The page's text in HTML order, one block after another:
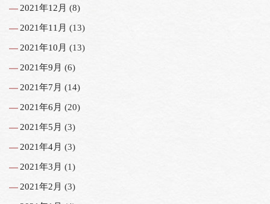
2021年12月 (8)
2021年11月 (13)
2021年10月 (13)
2021年9月 (6)
2021年7月 (14)
2021年6月 (20)
2021年5月 (3)
2021年4月 (3)
2021年3月 (1)
2021年2月 (3)